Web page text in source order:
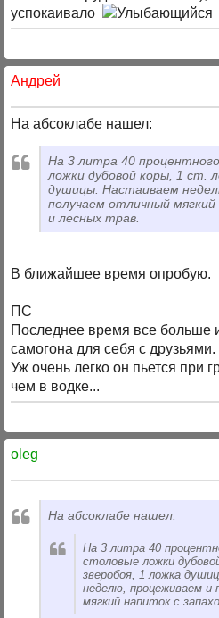
успокаивало
Андрей
На абсоклабе нашел:
На 3 литра 40
ложки дубовой коры, 1 ст.
душицы. Настаиваем
получаем отличный
и лесных трав.
В ближайшее время опробую.
ПС
Последнее время все больше
самогона для себя с друзьями.
Уж очень легко он пьется при
чем в водке...
oleg
На абсоклабе нашел:
На 3 литра 40
столовые ложки
зверобоя, 1 ложка
неделю, процеживаем и
мягкий напиток с